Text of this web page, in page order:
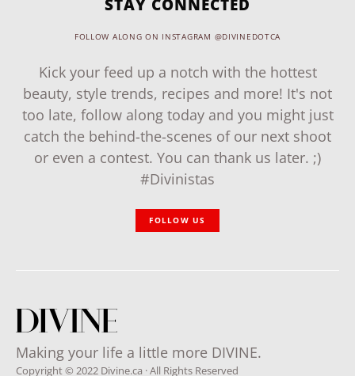
STAY CONNECTED
FOLLOW ALONG ON INSTAGRAM @DIVINEDOTCA
Kick your feed up a notch with the hottest
beauty, style trends, recipes and more! It's not
too late, follow along today and you might just
catch the behind-the-scenes of our next shoot
or even a contest. You can thank us later. ;)
#Divinistas
FOLLOW US
Making your life a little more DIVINE.
Copyright © 2022 Divine.ca · All Rights Reserved